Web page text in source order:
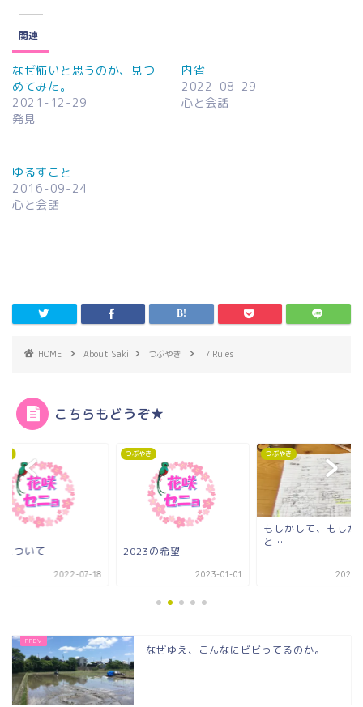
関連
なぜ怖いと思うのか、見つ
めてみた。
2021-12-29
発見
内省
2022-08-29
心と会話
ゆるすこと
2016-09-24
心と会話
HOME About Saki つぶやき 7 Rules
こちらもどうぞ★
について
2022-07-18
つぶやき
2023の希望
2023-01-01
つぶやき
もしかして、もしか
と…
2021-
なぜゆえ、こんなにビビってるのか。